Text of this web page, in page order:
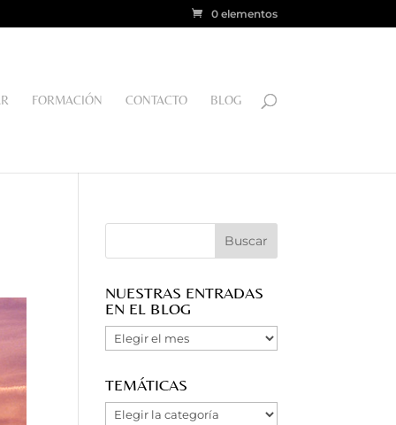
0 elementos
FORMACIÓN CONTACTO BLOG
NUESTRAS ENTRADAS
EN EL BLOG
Nuestras
Entradas
el
Blog
TEMÁTICAS
Temáticas